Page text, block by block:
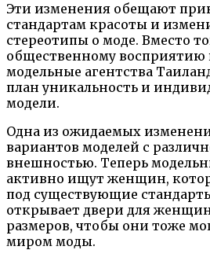
Эти изменения обещают
стандартам красоты и
стереотипы о моде. Вместо
общественному восприятию
модельные агентства
план уникальность и
модели.
Одна из ожидаемых
вариантов моделей с
внешностью. Теперь
активно ищут женщин,
под существующие
открывает двери для
размеров, чтобы они тоже
миром моды.